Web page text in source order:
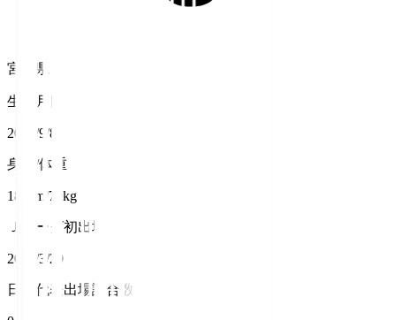
宮崎県
生年月日
2002/9/8
身長/体重
180cm/79kg
Ｊリーグ初出場
2025/3/29
日本代表出場試合数